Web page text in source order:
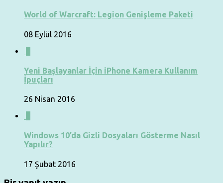
World of Warcraft: Legion Genişleme Paketi
08 Eylül 2016
Yeni Başlayanlar İçin iPhone Kamera Kullanım
İpuçları
26 Nisan 2016
Windows 10’da Gizli Dosyaları Gösterme Nasıl
Yapılır?
17 Şubat 2016